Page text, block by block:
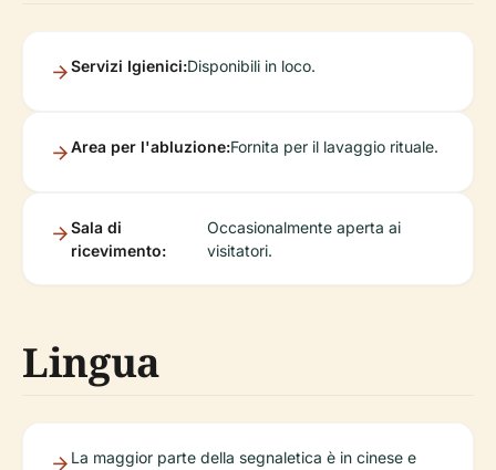
Servizi Igienici:Disponibili in loco.
Area per l'abluzione:Fornita per il lavaggio rituale.
Sala di
ricevimento:
Occasionalmente aperta ai
visitatori.
Lingua
La maggior parte della segnaletica è in cinese e